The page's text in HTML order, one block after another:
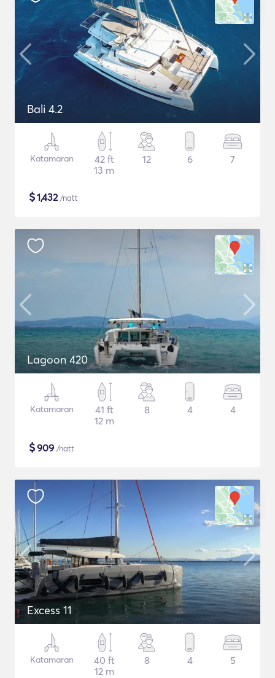
Bali 4.2
Katamaran
42 ft
13 m
12 6 7
$1,432/natt
Lagoon 420
Katamaran
41 ft
12 m
8 4 4
$909 /natt
Excess 11
Katamaran
40 ft
12 m
8 4 5